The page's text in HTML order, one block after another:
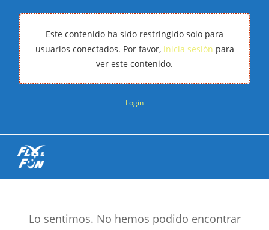
Este contenido ha sido restringido solo para
usuarios conectados. Por favor, inicia sesión para
ver este contenido.
Login
Lo sentimos. No hemos podido encontrar